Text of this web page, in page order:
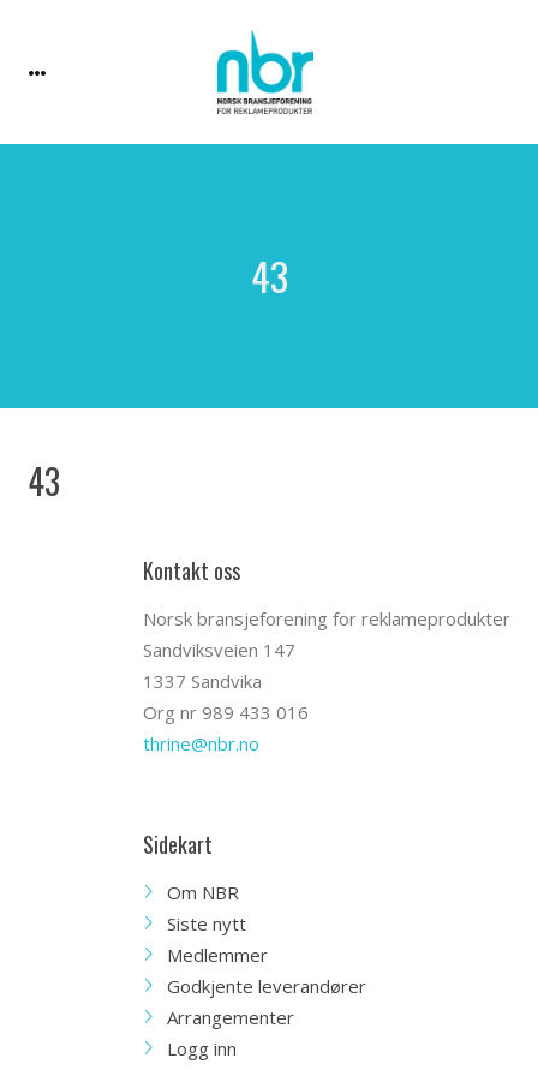
43
43
Kontakt oss
Norsk bransjeforening for reklameprodukter
Sandviksveien 147
1337 Sandvika
Org nr 989 433 016
thrine@nbr.no
Sidekart
Om NBR
Siste nytt
Medlemmer
Godkjente leverandører
Arrangementer
Logg inn